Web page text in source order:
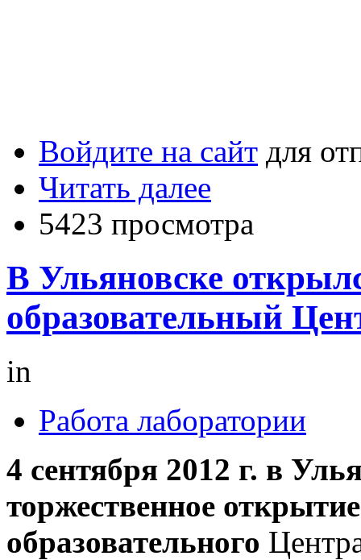
Войдите на сайт для
Читать далее
5423 просмотра
В Ульяновске
образовательный
in
Работа лаборатории
4 сентября 2012 г. в
торжественное
образовательного